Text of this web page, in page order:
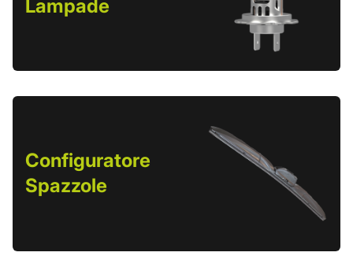
Lampade
Configuratore
Spazzole